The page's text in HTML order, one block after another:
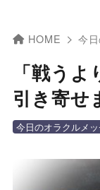
HOME 今
「戦う
引き寄せ
今日のオラクルメ